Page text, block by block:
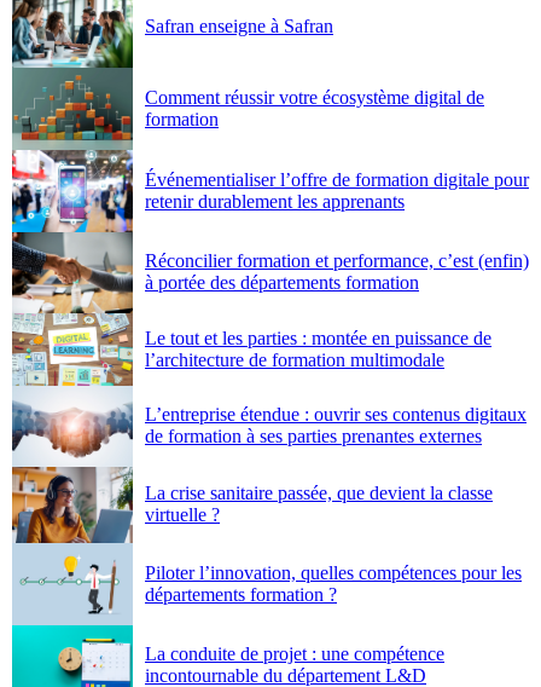
Safran enseigne à Safran
Comment réussir votre écosystème digital de
formation
Événementialiser l’offre de formation digitale pour
retenir durablement les apprenants
Réconcilier formation et performance, c’est (enfin)
à portée des départements formation
Le tout et les parties : montée en puissance de
l’architecture de formation multimodale
L’entreprise étendue : ouvrir ses contenus digitaux
de formation à ses parties prenantes externes
La crise sanitaire passée, que devient la classe
virtuelle ?
Piloter l’innovation, quelles compétences pour les
départements formation ?
La conduite de projet : une compétence
incontournable du département L&D